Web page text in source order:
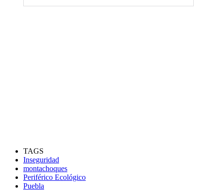
TAGS
Inseguridad
montachoques
Periférico Ecológico
Puebla